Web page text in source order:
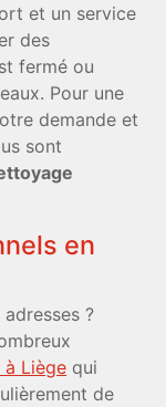
et un service
des
fermé ou
Pour une
demande et
sont
en
?
Liège qui
de